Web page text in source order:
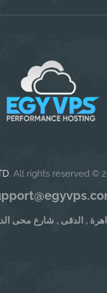
. All rights reserved.
, الدقى , شارع محى